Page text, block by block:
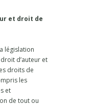
et droit de
législation
d’auteur et
droits de
les
et
de tout ou